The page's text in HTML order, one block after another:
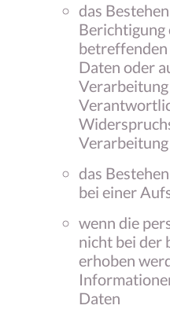
das
Berichtigung
betreffenden
Daten oder
Verarbeitung
das
bei einer
wenn die
nicht bei der
erhoben
Daten